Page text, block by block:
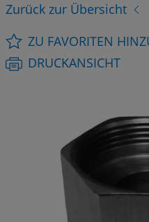
Zurück zur Übersicht
ZU FAVORITEN
DRUCKANSICHT